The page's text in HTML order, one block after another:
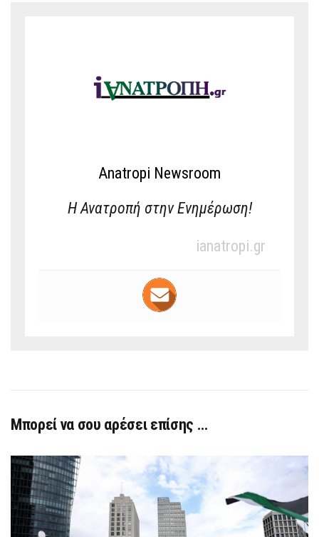
Anatropi Newsroom
Η Ανατροπή στην Ενημέρωση!
ianatropi.gr
Μπορεί να σου αρέσει επίσης …